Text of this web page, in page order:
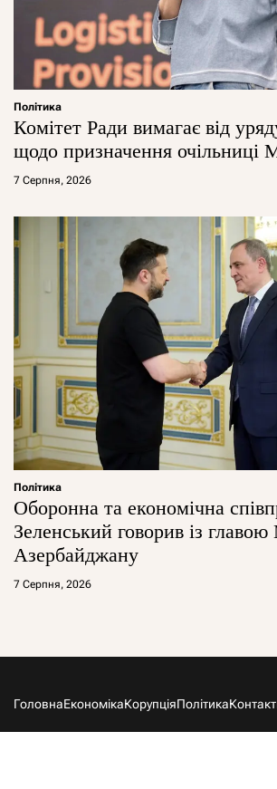
Політика
Комітет Ради вимагає від
щодо призначення очільниці
7 Серпня, 2026
Політика
Оборонна та економічна
Зеленський говорив із
Азербайджану
7 Серпня, 2026
ГоловнаЕкономікаКорупціяПолітика